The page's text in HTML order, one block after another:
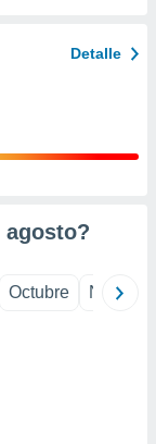
Detalle
agosto?
Octubre